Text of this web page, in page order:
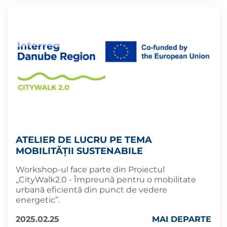
ATELIER DE LUCRU PE TEMA
MOBILITĂȚII SUSTENABILE
Workshop-ul face parte din Proiectul
,,CityWalk2.0 - Împreună pentru o mobilitate
urbană eficientă din punct de vedere
energetic’’.
2025.02.25
MAI DEPARTE